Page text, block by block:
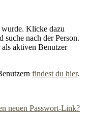
wurde. Klicke dazu
suche nach der Person.
aktiven Benutzer
findest du hier.
neuen Passwort-Link?